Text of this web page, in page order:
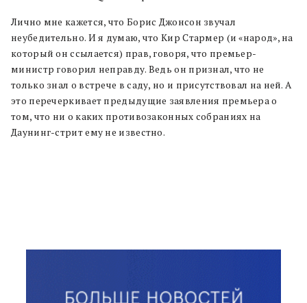
Лично мне кажется, что Борис Джонсон звучал
неубедительно. И я думаю, что Кир Стармер (и «народ», на
который он ссылается) прав, говоря, что премьер-
министр говорил неправду. Ведь он признал, что не
только знал о встрече в саду, но и присутствовал на ней. А
это перечеркивает предыдущие заявления премьера о
том, что ни о каких противозаконных собраниях на
Даунинг-стрит ему не известно.